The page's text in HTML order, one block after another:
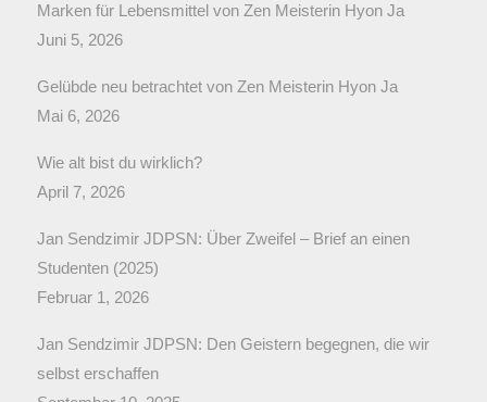
Marken für Lebensmittel von Zen Meisterin Hyon Ja
Juni 5, 2026
Gelübde neu betrachtet von Zen Meisterin Hyon Ja
Mai 6, 2026
Wie alt bist du wirklich?
April 7, 2026
Jan Sendzimir JDPSN: Über Zweifel – Brief an einen
Studenten (2025)
Februar 1, 2026
Jan Sendzimir JDPSN: Den Geistern begegnen, die wir
selbst erschaffen